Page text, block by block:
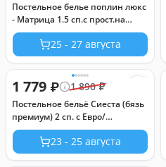
Постельное белье поплин люкс
- Матрица 1.5 сп.с прост.на
резинке 90*200*25 (нав.70х70)
25 - 27 августа
1 779 ₽ 1 890₽
Постельное бельё Сиеста (бязь
премиум) 2 сп. с Евро/
Пододеяльник: 1 шт. - 215*175;
Простыня: 1 шт. - 215*240;
Наволочка: 2 шт. - 70*70;
23 - 25 августа